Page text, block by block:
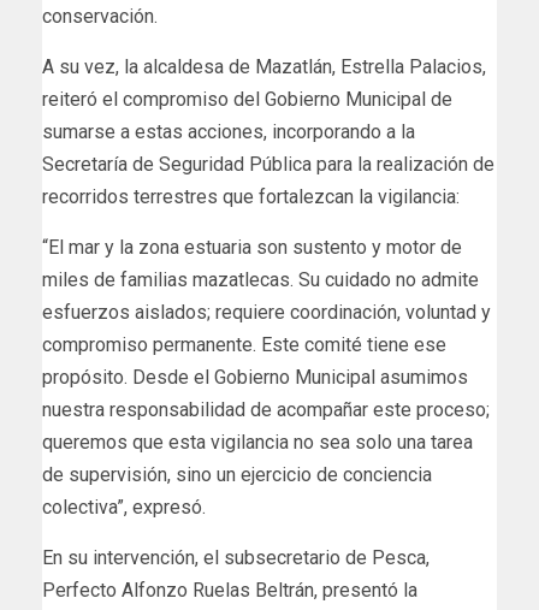
conservación.
A su vez, la alcaldesa de Mazatlán, Estrella Palacios,
reiteró el compromiso del Gobierno Municipal de
sumarse a estas acciones, incorporando a la
Secretaría de Seguridad Pública para la realización de
recorridos terrestres que fortalezcan la vigilancia:
“El mar y la zona estuaria son sustento y motor de
miles de familias mazatlecas. Su cuidado no admite
esfuerzos aislados; requiere coordinación, voluntad y
compromiso permanente. Este comité tiene ese
propósito. Desde el Gobierno Municipal asumimos
nuestra responsabilidad de acompañar este proceso;
queremos que esta vigilancia no sea solo una tarea
de supervisión, sino un ejercicio de conciencia
colectiva”, expresó.
En su intervención, el subsecretario de Pesca,
Perfecto Alfonzo Ruelas Beltrán, presentó la